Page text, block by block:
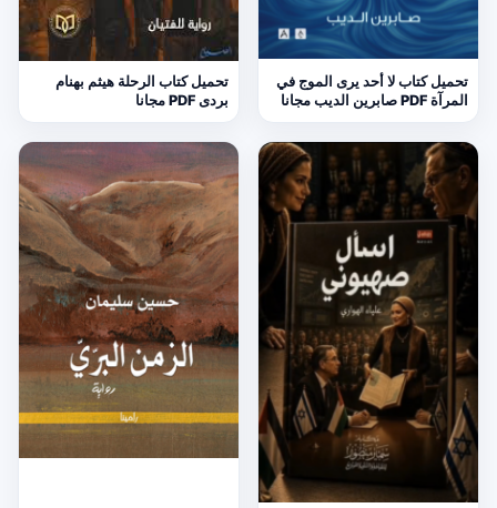
تحميل كتاب لا أحد يرى الموج في
المرآة PDF صابرين الديب مجانا
تحميل كتاب الرحلة هيثم بهنام
بردى PDF مجانا